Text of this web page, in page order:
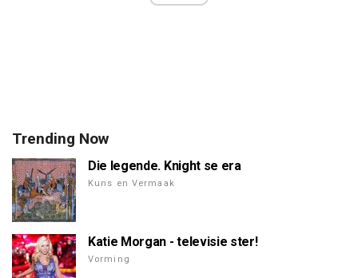
Trending Now
Die legende. Knight se era
Kuns en Vermaak
Katie Morgan - televisie ster!
Vorming